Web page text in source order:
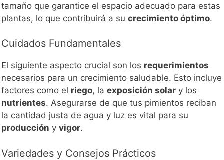
tamaño que garantice el espacio adecuado para estas
plantas, lo que contribuirá a su crecimiento óptimo.
Cuidados Fundamentales
El siguiente aspecto crucial son los requerimientos
necesarios para un crecimiento saludable. Esto incluye
factores como el riego, la exposición solar y los
nutrientes. Asegurarse de que tus pimientos reciban
la cantidad justa de agua y luz es vital para su
producción y vigor.
Variedades y Consejos Prácticos